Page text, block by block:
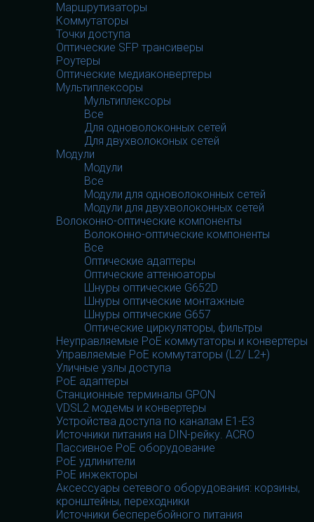
Маршрутизаторы
Коммутаторы
Точки доступа
Оптические SFP трансиверы
Роутеры
Оптические медиаконвертеры
Мультиплексоры
Мультиплексоры
Все
Для одноволоконных сетей
Для двухволоконых сетей
Модули
Модули
Все
Модули для одноволоконных сетей
Модули для двухволоконных сетей
Волоконно-оптические компоненты
Волоконно-оптические компоненты
Все
Оптические адаптеры
Оптические аттенюаторы
Шнуры оптические G652D
Шнуры оптические монтажные
Шнуры оптические G657
Оптические циркуляторы, фильтры
Неуправляемые PoE коммутаторы и конвертеры
Управляемые PoE коммутаторы (L2/ L2+)
Уличные узлы доступа
PoE адаптеры
Станционные терминалы GPON
VDSL2 модемы и конвертеры
Устройства доступа по каналам E1-E3
Источники питания на DIN-рейку. ACRO
Пассивное PoE оборудование
PoE удлинители
PoE инжекторы
Аксессуары сетевого оборудования: корзины,
кронштейны, переходники
Источники бесперебойного питания